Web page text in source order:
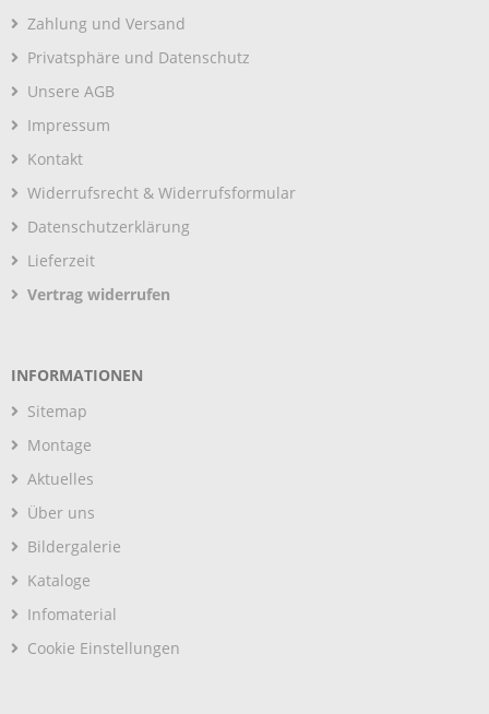
Zahlung und Versand
Privatsphäre und Datenschutz
Unsere AGB
Impressum
Kontakt
Widerrufsrecht & Widerrufsformular
Datenschutzerklärung
Lieferzeit
Vertrag widerrufen
INFORMATIONEN
Sitemap
Montage
Aktuelles
Über uns
Bildergalerie
Kataloge
Infomaterial
Cookie Einstellungen